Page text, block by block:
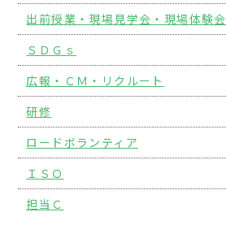
出前授業・現場見学会・現場体験会
ＳＤＧｓ
広報・ＣＭ・リクルート
研修
ロードボランティア
ＩＳＯ
担当Ｃ